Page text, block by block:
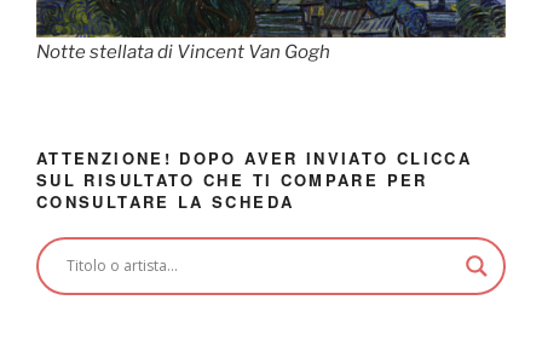
Notte stellata di Vincent Van Gogh
ATTENZIONE! DOPO AVER INVIATO CLICCA
SUL RISULTATO CHE TI COMPARE PER
CONSULTARE LA SCHEDA